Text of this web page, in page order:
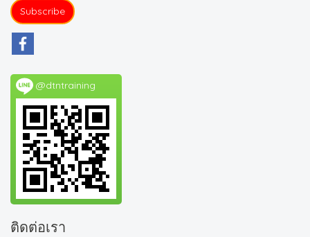
Subscribe
@dtntraining
ติดต่อเรา